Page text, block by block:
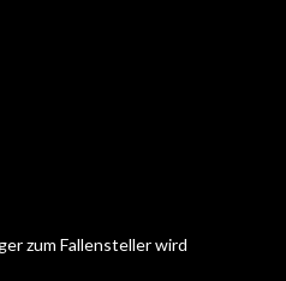
zum Fallensteller wird